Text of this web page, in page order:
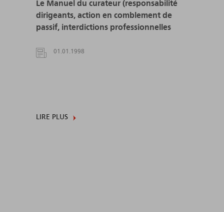
Le Manuel du curateur (responsabilité
dirigeants, action en comblement de
passif, interdictions professionnelles
01.01.1998
LIRE PLUS